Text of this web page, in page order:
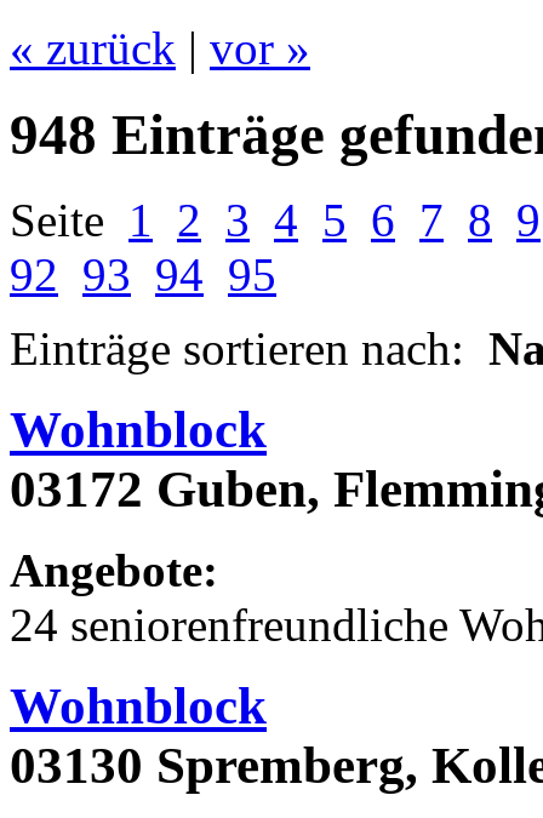
« zurück | vor »
948 Einträge
Seite 1 2 3 4 5 6 7 8 9
92 93 94 95
Einträge sortieren nach:
Wohnblock
03172 Guben,
Angebote:
24 seniorenfreundliche
Wohnblock
03130 Spremberg,